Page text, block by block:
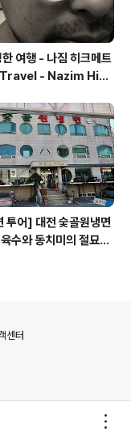
여행 - 나짐 히크메트
- Nazim Hik
투어] 대전 숯골원냉면
수와 동치미의 절묘한
센터